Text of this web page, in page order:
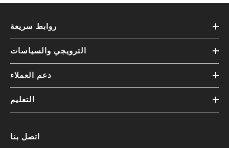
روابط سريعة
الترويجي والسياسات
دعم العملاء
التعليم
اتصل بنا